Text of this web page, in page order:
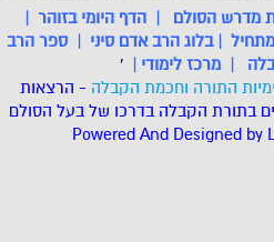
מדרש הסולם |הדף היומי בזוהר |
|בלוג הרב אדם סיני |ספר הרב
| מרכז לימודי |
'
התורה וחכמת הקבלה - הרצאות
בתורת הקבלה בדרכו של בעל הסולם
Powered And Designed by